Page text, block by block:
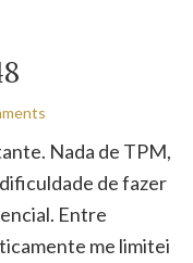
Nada de TPM,
de fazer
Entre
me limitei